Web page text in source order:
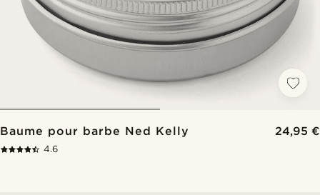
Baume pour barbe Ned Kelly 24,95 €
4.6